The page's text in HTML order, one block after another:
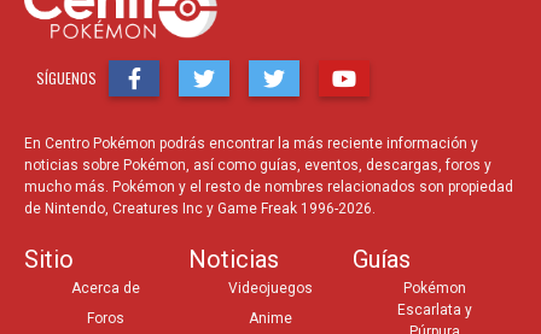
SÍGUENOS
En Centro Pokémon podrás encontrar la más reciente información y
noticias sobre Pokémon, así como guías, eventos, descargas, foros y
mucho más. Pokémon y el resto de nombres relacionados son propiedad
de Nintendo, Creatures Inc y Game Freak 1996-2026.
Sitio
Acerca de
Foros
Noticias
Videojuegos
Anime
Guías
Pokémon
Escarlata y